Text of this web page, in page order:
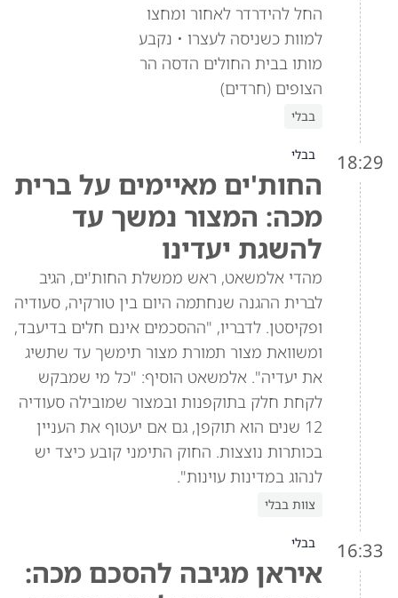
החל להידרדר לאחור ומחצו
למוות כשניסה לעצרו • נקבע
מותו בבית החולים הדסה הר
הצופים (חרדים)
בבלי
18:29 בבלי
החות'ים מאיימים על ברית
מכה: המצור נמשך עד
להשגת יעדינו
מהדי אלמשאט, ראש ממשלת החות'ים, הגיב
לברית ההגנה שנחתמה היום בין טורקיה, סעודיה
ופקיסטן. לדבריו, "ההסכמים אינם חלים בדיעבד,
ומשוואת מצור תמורת מצור תימשך עד שתשיג
את יעדיה". אלמשאט הוסיף: "כל מי שמבקש
לקחת חלק בתוקפנות ובמצור שמובילה סעודיה
12 שנים הוא תוקפן, גם אם יעטוף את העניין
בכותרות נוצצות. החוק התימני קובע כיצד יש
לנהוג במדינות עוינות".
צוות בבלי
16:33 בבלי
איראן מגיבה להסכם מכה: